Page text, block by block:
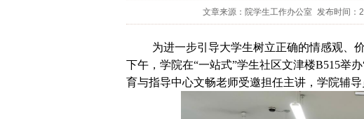
文章来源：院学生工作办公室 发布时间：
为进一步引导大学生树立正确的情感观、
下午，学院在“一站式”学生社区文津楼B515举
育与指导中心文畅老师受邀担任主讲，学院辅